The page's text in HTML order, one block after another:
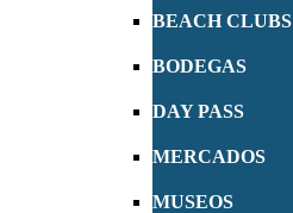
BEACH CLUBS
BODEGAS
DAY PASS
MERCADOS
MUSEOS